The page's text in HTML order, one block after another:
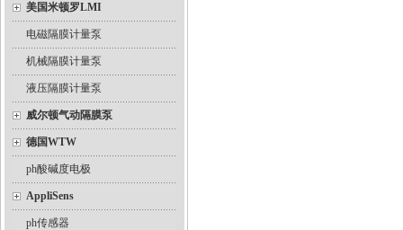
美国米顿罗LMI
电磁隔膜计量泵
机械隔膜计量泵
液压隔膜计量泵
威尔顿气动隔膜泵
德国WTW
ph酸碱度电极
AppliSens
ph传感器